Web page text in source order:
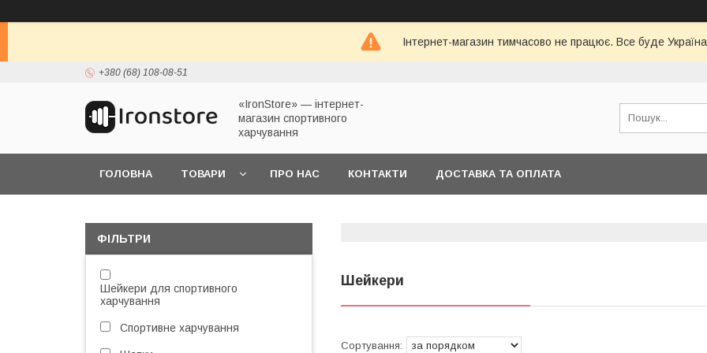
Інтернет-магазин тимчасово не працює. Все буде
+380 (68) 108-08-51
«IronStore» — інтернет-
магазин спортивного
харчування
ГОЛОВНА ТОВАРИ ПРО НАС КОНТАКТИ ДОСТАВКА ТА ОПЛАТА
Шейкери
ФІЛЬТРИ
Шейкери для спортивного
харчування
Спортивне харчування